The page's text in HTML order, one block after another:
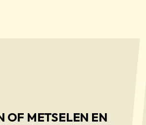
OF METSELEN EN